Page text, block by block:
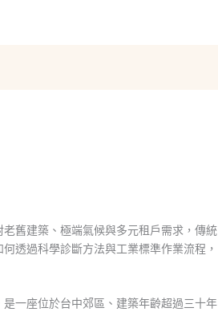
舊建築、極端氣候與多元租戶需求，傳統
透過科學診斷方法與工業標準作業流程，
一座位於台中郊區、建築年齡超過三十年